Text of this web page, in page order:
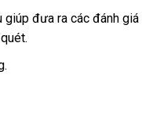
giúp đưa ra các đánh giá